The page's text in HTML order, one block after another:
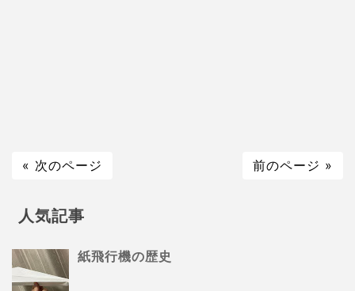
« 次のページ 前のページ »
人気記事
紙飛行機の歴史